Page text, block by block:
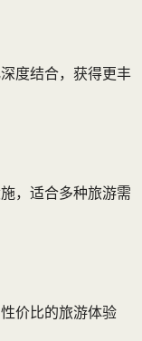
度结合，获得更丰
，适合多种旅游需
价比的旅游体验